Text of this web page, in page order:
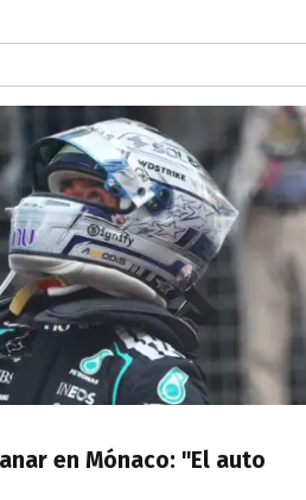
en Mónaco: "El auto